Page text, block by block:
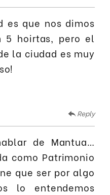
es que nos dimos
5 hoirtas, pero el
la ciudad es muy
Reply
de Mantua…
como Patrimonio
que ser por algo
lo entendemos